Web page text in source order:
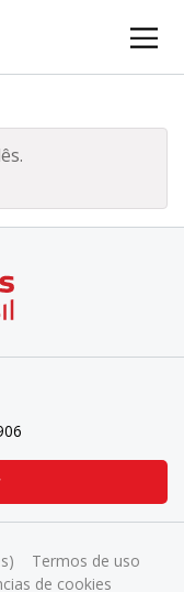
Termos de uso
de cookies